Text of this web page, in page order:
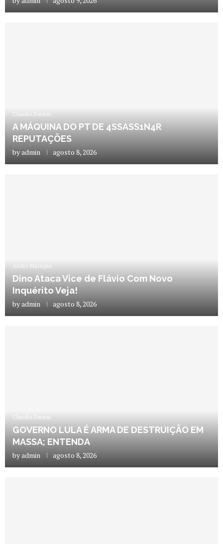
Claudio Dantas
A MÁQUINA DO PT DE 4SSASS1N4R
REPUTAÇÕES
byadmin agosto 8, 2026
Andre Marsiglia
Dino Ataca Vice de Flávio Com Novo
Inquérito Veja!
byadmin agosto 8, 2026
Claudio Dantas
GOVERNO LULA É ARMA DE DESTRUIÇÃO EM
MASSA; ENTENDA
byadmin agosto 8, 2026